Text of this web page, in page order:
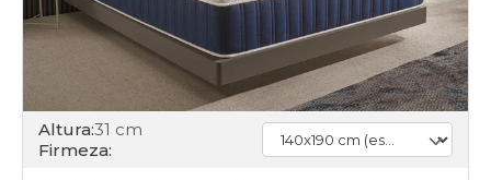
Altura:31 cm
Firmeza: